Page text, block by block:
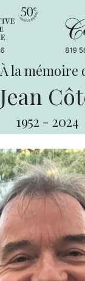
À la mémoire
Jean
1952 - 2024